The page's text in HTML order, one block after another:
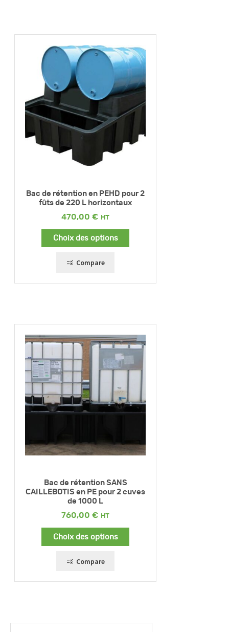
Bac de rétention en PEHD pour 2
fûts de 220 L horizontaux
470,00 €
Choix des options
Compare
Bac de rétention SANS
CAILLEBOTIS en PE pour 2 cuves
de 1000 L
760,00 €
Choix des options
Compare